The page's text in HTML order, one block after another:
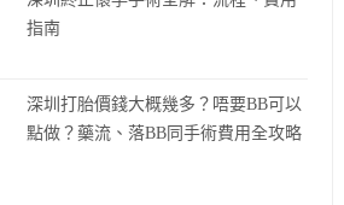
指南
深圳打胎價錢大概幾多？唔要BB可以
點做？藥流、落BB同手術費用全攻略